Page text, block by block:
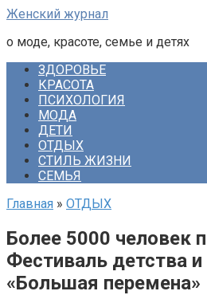
Перейти
контенту
Женский журнал
о моде, красоте, семье и детях
ЗДОРОВЬЕ
КРАСОТА
ПСИХОЛОГИЯ
МОДА
ДЕТИ
ОТДЫХ
СТИЛЬ ЖИЗНИ
СЕМЬЯ
Главная » ОТДЫХ
Более 5000 человек
Фестиваль детства
«Большая перемена»